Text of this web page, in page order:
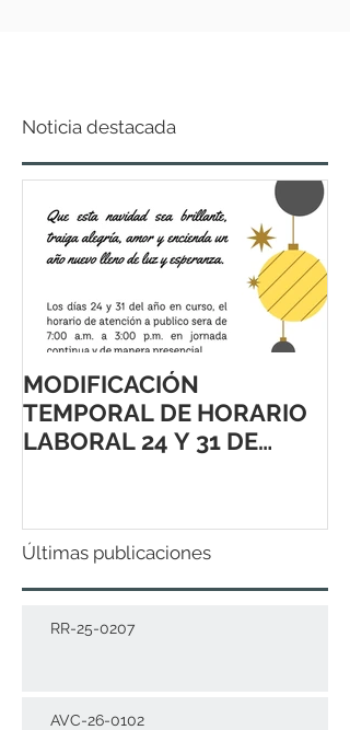
Noticia destacada
MODIFICACIÓN
TEMPORAL DE HORARIO
LABORAL 24 Y 31 DE
Últimas publicaciones
RR-25-0207
AVC-26-0102